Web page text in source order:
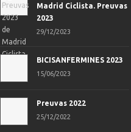
Madrid Ciclista. Preuvas
2023
29/12/2023
BICISANFERMINES 2023
15/06/2023
Preuvas 2022
25/12/2022